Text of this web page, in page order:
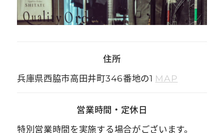
住所
兵庫県西脇市高田井町346番地の1 MAP
営業時間 ・ 定休日
特別営業時間を実施する場合がございます。